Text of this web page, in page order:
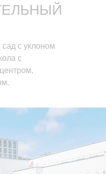
с уклоном
с